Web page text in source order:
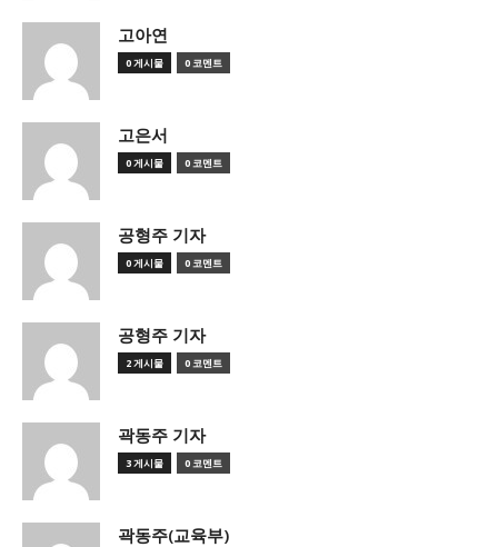
고아연
0 게시물 0 코멘트
고은서
0 게시물 0 코멘트
공형주 기자
0 게시물 0 코멘트
공형주 기자
2 게시물 0 코멘트
곽동주 기자
3 게시물 0 코멘트
곽동주(교육부)